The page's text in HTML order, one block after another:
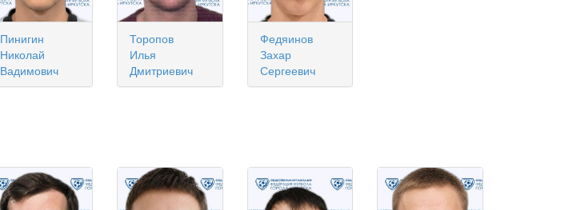
Пинигин
Николай
Вадимович
Торопов
Илья
Дмитриевич
Федяинов
Захар
Сергеевич